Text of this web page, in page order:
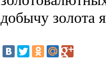
добычу золота